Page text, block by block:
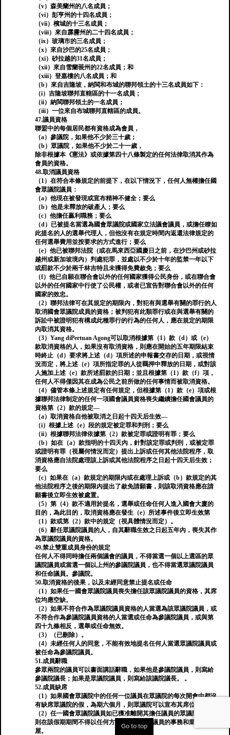
（v）森美蘭州的八名成員；
（vi）彭亨州的十四名成員；
（vii）檳城的十三名成員；
（viii）來自霹靂州的二十四名成員；
（ix）玻璃市的三名成員；
（x）來自沙巴的25名成員；
（xi）砂拉越的31名成員；
（xii）來自雪蘭莪州的22名成員；和
（xiii）登嘉樓的八名成員；和
（b）來自吉隆坡，納閩和布城的聯邦領土的十三名成員如下：
（i）吉隆坡聯邦直轄區的十一名成員；
（ii）納閩聯邦領土的一名成員；
（iii）一位來自布城聯邦直轄區的成員。
47.議員資格
聯盟中的每個居民都有資格成為會員，
（a）參議院，如果他不少於三十歲；
（b）眾議院，如果他不少於二十一歲，
除非根據本《憲法》或依據第四十八條製定的任何法律取消其作為
會員的資格。
48.取消議員資格
（1）在符合本條規定的前提下，在以下情況下，任何人無權擔任國
會眾議院議員：
（a）他現在被發現或宣布精神不健全；要么
（b）他是未釋放的破產人；要么
（c）他擔任贏利職務；要么
（d）已被提名當選為國會眾議院或國家立法議會議員，或擔任瞭如
此提名的人的選舉代理人，但他沒有在規定時間內返還法律規定的
任何選舉費用並按要求的方式進行；要么
（e）他已被聯邦法院（或在馬來西亞國慶日之前，在沙巴州或砂拉
越州或新加坡境內）判處犯罪，並處以不少於十年的監禁一年以下
或罰款不少於兩千林吉特且未獲得免費赦免；要么
（f）他已自願在聯合會以外的任何國家獲得公民身份，或在聯合會
以外的任何國家中行使了公民權，或者已宣告對聯合會以外的任何
國家的效忠。
（2）聯邦法律可在其規定的期限內，對犯有與選舉有關的罪行的人
取消國會眾議院成員的資格；被判犯有此類罪行或在與選舉有關的
訴訟中被證明犯有構成此種罪行的行為的任何人，應在規定的期限
內取消其資格。
（3）Yang diPertuan Agong可以取消根據第（1）款（d）或（e）
款取消資格的人，如果沒有取消資格，則應在開始的五年期限結束
時終止（d）要求將上述（d）項所述的申報書交存的日期，或視情
況而定，將上述（e）項所指定罪的人從羈押中釋放的日期，或對該
人施加上述（e）款所述罰款的日期；並且根據第（1）款（f）項，
任何人不得僅因其在成為公民之前所做的任何事情而被取消資格。
（4）儘管本條上述規定有任何規定，但根據第（1）款（e）項或根
據聯邦法律制定的任何一項國會議員資格喪失繼續擔任國會議員的
資格第（2）款的規定—
（a）取消資格自他被取消之日起十四天后生效—
（i）根據上述（e）段的規定被定罪和判刑；要么
（ii）根據聯邦法律依據第（2）款被定罪或證明有罪；要么
（b）如在（a）款指明的十四天內，針對該定罪或判刑，或被定罪
或證明有罪（視屬何情況而定）提出上訴或任何其他法院程序，取
消資格應自法院處理該上訴或其他法院程序之日起十四天后生效；
要么
（c）如果在（a）款規定的期限內或在處理上訴或（b）款規定的其
他法院程序之後的期限內提出了赦免請願書，則該取消資格應在請
願書後立即生效被處置。
（5）第（4）款不適用於提名，選舉或任命任何人進入國會大廈的
目的，為此目的，取消資格應在發生（e）所述事件後立即生效第
（1）款或第（2）款中的規定（視具體情況而定）。
（6）辭任眾議院議員的人，自其辭職生效之日起五年內，喪失其作
為眾議院議員的資格。
49.禁止雙重成員身份的規定
任何人不得同時擔任兩個議會的議員，不得當選一個以上選區的眾
議院議員或當選一個以上州的參議院議員，也不得當選眾議院議員
和任命議員。參議院。
50.取消資格的後果，以及未經同意禁止提名或任命
（1）如果任一國會眾議院議員喪失擔任該眾議院議員的資格，其席
位均應空缺。
（2）如果不符合作為眾議院議員資格的人當選為該眾議院議員，或
不符合作為參議院議員資格的人當選或任命為參議院議員，或與第
四十九條相反，選舉或任命無效。
（3）（已刪除）。
（4）未經任何人的同意，不能有效地提名任何人當選眾議院議員或
被任命為參議院議員。
51.成員辭職
參眾兩院的議員可以書面講話辭職，如果他是參議院議員，則寫給
參議院議長；如果是眾議院議員，則寫給該議院議長。 。
52.成員缺席
（1）如果國會眾議院中的任何一位議員在眾議院的每次開會中都沒
有缺席眾議院的假，為期六個月，則眾議院可以宣布其席位空缺。
（2）任一國會眾議院議員如已獲准離開其擔任議員的眾議院席位，
則在該假期期間不得以任何方式參與該國會議員的事務和業務。
屋。
Go to top